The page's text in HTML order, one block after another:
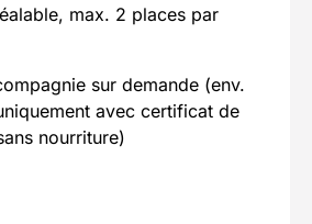
max. 2 places par
sur demande (env.
avec certificat de
nourriture)